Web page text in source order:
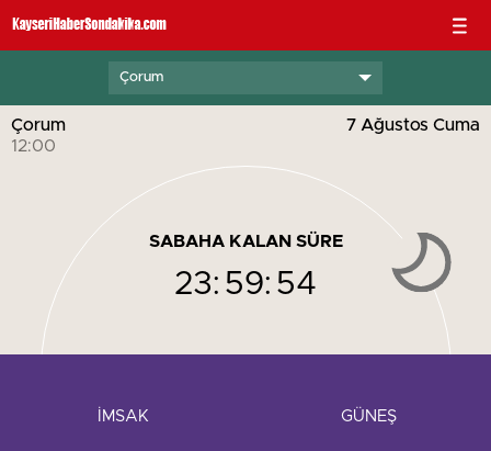
Çorum
Çorum
12:00
SABAHA KALAN SÜRE
23: 59: 54
7 Ağustos Cuma
İMSAK GÜNEŞ